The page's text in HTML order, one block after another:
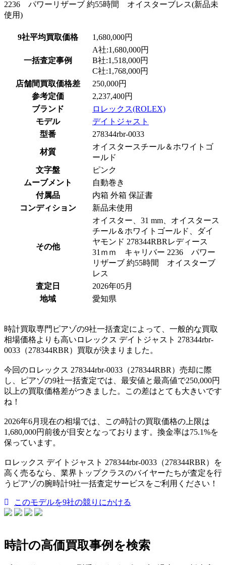
9社平均買取価格 1,680,000円
一括査定事例
A社:1,680,000円
B社:1,518,000円
C社:1,768,000円
店舗間買取価格差
250,000円
参考定価
2,237,400円
ブランド
ロレックス(ROLEX)
モデル
デイトジャスト
型番
278344rbr-0033
材質
オイスタースチール＆ホワイトゴ
ールド
文字盤
ピンク
ムーブメント
自動巻き
付属品
内箱 外箱 保証書
コンディション
新品未使用
その他
オイスター、31 mm、オイスタース
チール＆ホワイトゴールド、ダイ
ヤモンド 278344RBRレディース
31ｍｍ キャリバー 2236 パワー
リザーブ 約55時間 オイスターブ
レス
査定日
2026年05月
地域
愛知県
時計買取専門ピアゾの9社一括査定によって、一般的な買取
相場価格よりも高いロレックス デイトジャスト 278344rbr-
0033（278344RBR）買取が決まりました。
今回のロレックス 278344rbr-0033（278344RBR）売却に際
し、ピアゾの9社一括査定では、最安値と最高値で250,000円
以上の買取価格差がつきました。この差はとても大きいです
ね！
2026年6月現在の相場では、この時計の買取価格の上限は
1,680,000円前後が目安となっております。換金率は75.1%を
保っています。
ロレックス デイトジャスト 278344rbr-0033（278344RBR）を
高く売るなら、業界トップクラスのバイヤーたちが査定を行
うピアゾの腕時計9社一括査定サービスをご利用ください！
このモデルを9社の競りにかける
時計の高価買取事例を検索